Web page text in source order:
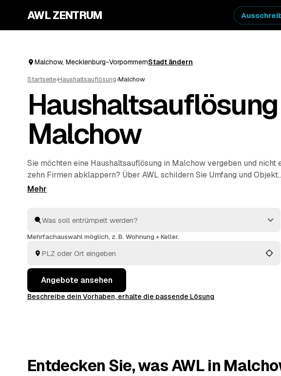
AWL ZENTRUM
Malchow, Mecklenburg-VorpommernStadt ändern
Startseite›Haushaltsauflösung›Malchow
Malchow
Sie möchten eine Haushaltsauflösung in Malchow vergeben und nicht
zehn Firmen abklappern? Über AWL schildern Sie Umfang und Objekt
einmal und erhalten mehrere Festpreis-Angebote geprüfter Anbieter
verwertbarer Nachlass wie Möbel oder Antiquitäten wird dabei
angerechnet. Das spart Zeit und macht die Preise in Malchow und
Mehrfachauswahl möglich, z. B. Wohnung + Keller.
Angebote ansehen
Beschreibe dein Vorhaben, erhalte die passende Lösung
Entdecken Sie, was AWL in